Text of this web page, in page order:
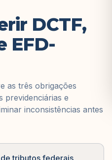
DCTF,
EFD-
as três obrigações
previdenciárias e
inconsistências antes
tributos federais